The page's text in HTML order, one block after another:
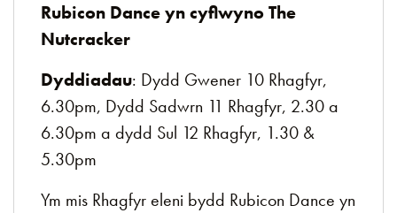
Rubicon Dance yn cyflwyno The
Nutcracker
Dyddiadau: Dydd Gwener 10 Rhagfyr,
6.30pm, Dydd Sadwrn 11 Rhagfyr, 2.30 a
6.30pm a dydd Sul 12 Rhagfyr, 1.30 &
5.30pm
Ym mis Rhagfyr eleni bydd Rubicon Dance yn